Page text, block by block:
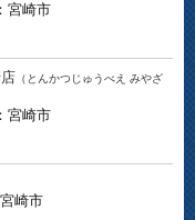
宮崎市
（とんかつじゅうべえ みやざ
宮崎市
崎市